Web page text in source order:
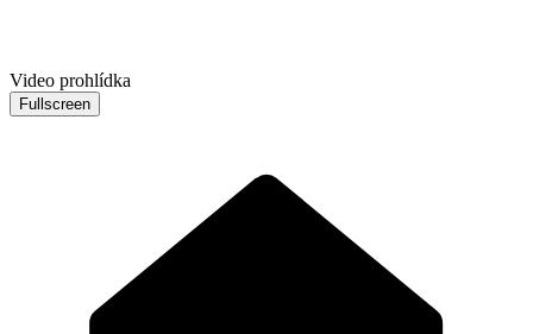
Video prohlídka
Fullscreen